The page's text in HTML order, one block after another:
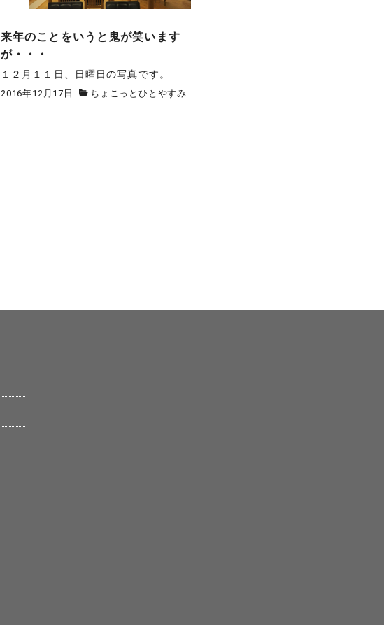
来年のことをいうと鬼が笑います
が・・・
１２月１１日、日曜日の写真です。
2016年12月17日 ちょこっとひとやすみ